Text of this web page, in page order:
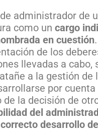
administrador de
como un cargo
en cuestión
de los
llevadas a cabo,
a la gestión de
por cuenta
de la decisión de
del
desarrollo